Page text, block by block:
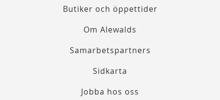
Butiker och öppettider
Om Alewalds
Samarbetspartners
Sidkarta
Jobba hos oss